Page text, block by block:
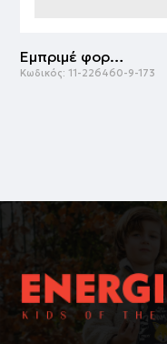
Εμπριμέ φορμάκι | ΕΜΠΡΙΜΕ
Κωδικός: 11-226460-9-173